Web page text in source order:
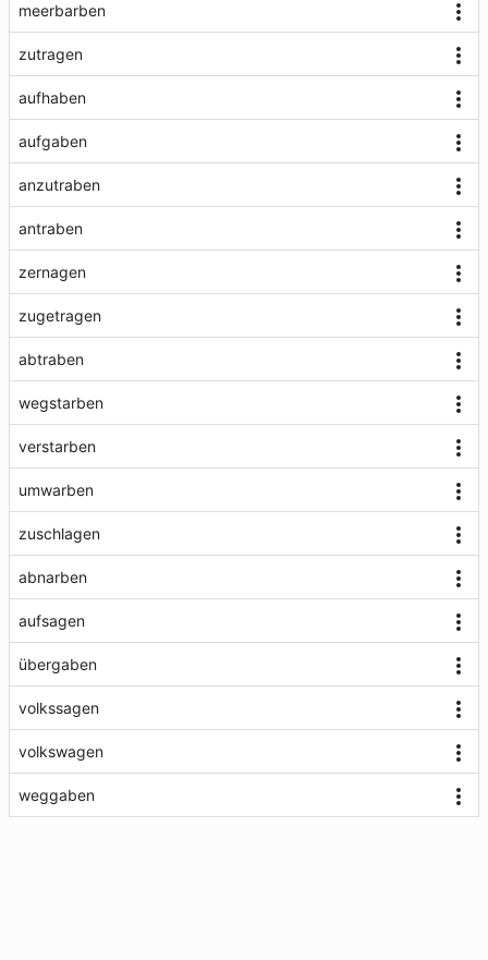
meerbarben
zutragen
aufhaben
aufgaben
anzutraben
antraben
zernagen
zugetragen
abtraben
wegstarben
verstarben
umwarben
zuschlagen
abnarben
aufsagen
übergaben
volkssagen
volkswagen
weggaben